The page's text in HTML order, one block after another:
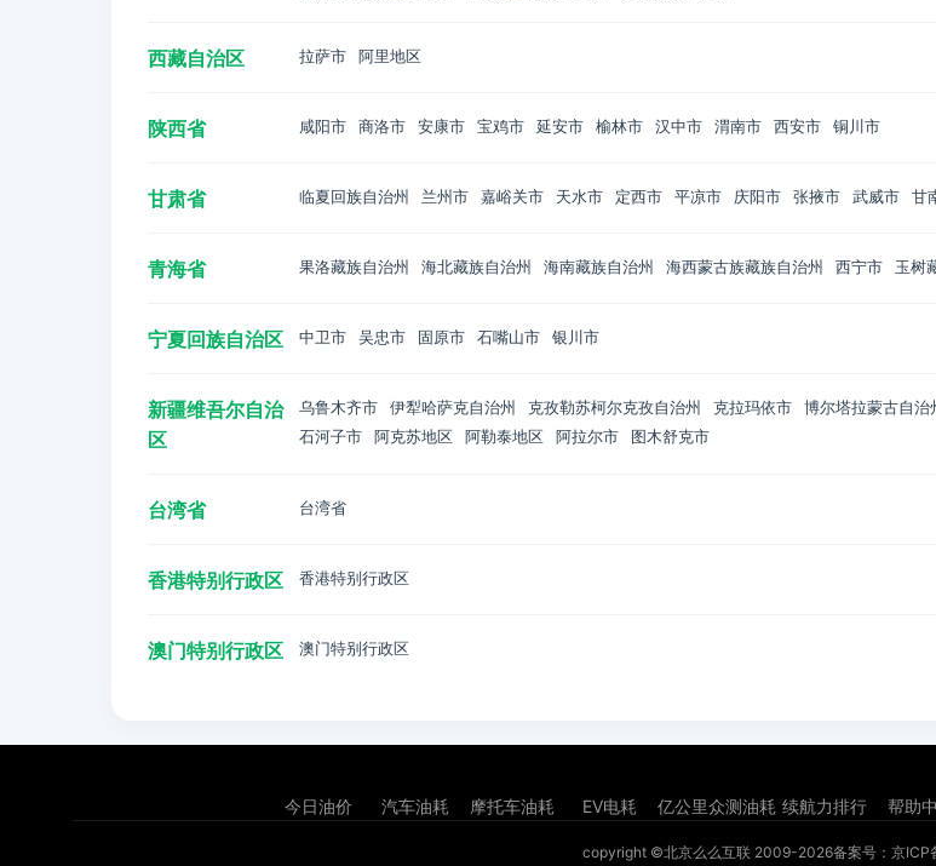
西藏自治区 拉萨市 阿里地区
陕西省 咸阳市 商洛市 安康市 宝鸡市 延安市 榆林市 汉中市 渭南市 西安市 铜川市
甘肃省 临夏回族自治州 兰州市 嘉峪关市 天水市 定西市 平凉市 庆阳市 张掖市 武威市 甘
青海省 果洛藏族自治州 海北藏族自治州 海南藏族自治州 海西蒙古族藏族自治州 西宁市 玉树
宁夏回族自治区 中卫市 吴忠市 固原市 石嘴山市 银川市
新疆维吾尔自治
区
乌鲁木齐市 伊犁哈萨克自治州 克孜勒苏柯尔克孜自治州 克拉玛依市 博尔塔拉蒙古自治
石河子市
阿克苏地区 阿勒泰地区 阿拉尔市 图木舒克市
台湾省 台湾省
香港特别行政区 香港特别行政区
澳门特别行政区 澳门特别行政区
今日油价 汽车油耗 摩托车油耗 EV电耗 亿公里众测油耗 续航力排行 帮助
copyright ©北京么么互联 2009-2026备案号：京